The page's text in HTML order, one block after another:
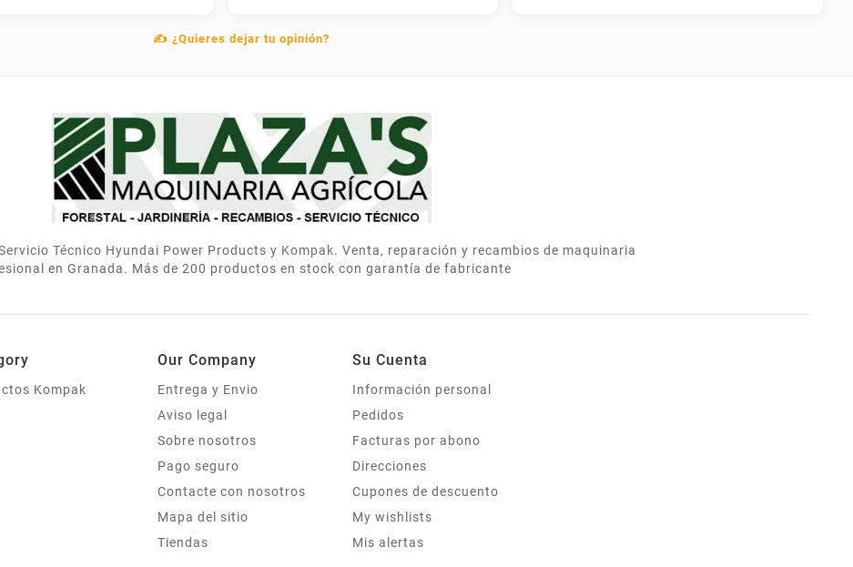
para mi parcela. La entrega
asesoramiento: me explicaron las
✍️ ¿Quieres dejar tu opinión?
Técnico Hyundai Power Products y Kompak. Venta, reparación y recambios de maquinaria
en Granada. Más de 200 productos en stock con garantía de fabricante
Kompak
Our Company
Entrega y Envio
Aviso legal
Sobre nosotros
Pago seguro
Contacte con nosotros
Mapa del sitio
Tiendas
Su Cuenta
Información personal
Pedidos
Facturas por abono
Direcciones
Cupones de descuento
My wishlists
Mis alertas